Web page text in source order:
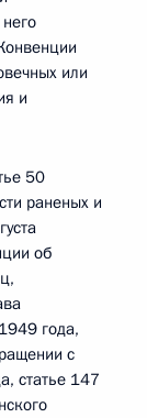
или
и
50
раненых и
об
года,
с
статье 147